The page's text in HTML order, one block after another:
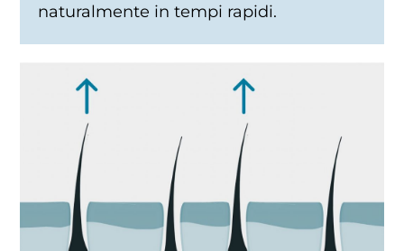
naturalmente in tempi rapidi.